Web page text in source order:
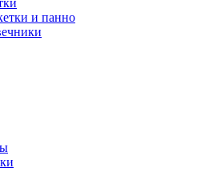
и панно